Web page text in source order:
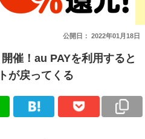
公開日： 2022年01月18日
催！au PAYを利用すると
が戻ってくる